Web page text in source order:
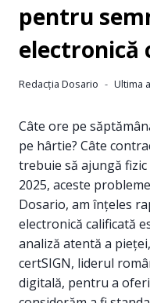
pentru
electronică
Redacția Dosario Ultima
Câte ore pe
pe hârtie? Câte
trebuie să ajungă
2025, aceste
Dosario, am înțeles
electronică calificată
analiză atentă a
certSIGN, liderul
digitală, pentru a